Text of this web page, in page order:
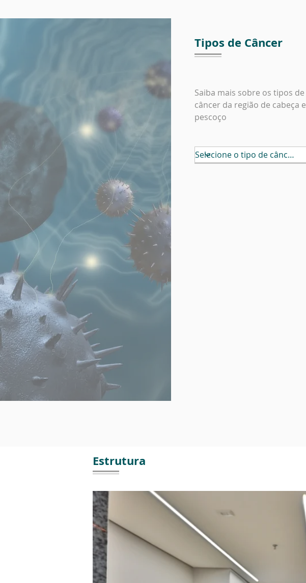
Tipos de Câncer
Saiba mais sobre os tipos de
câncer da região de cabeça e
pescoço
Estrutura